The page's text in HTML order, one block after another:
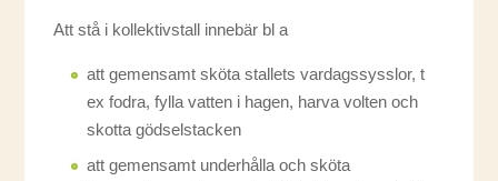
Att stå i kollektivstall innebär bl a
att gemensamt sköta stallets vardagssysslor, t
ex fodra, fylla vatten i hagen, harva volten och
skotta gödselstacken
att gemensamt underhålla och sköta